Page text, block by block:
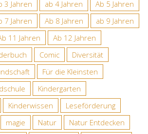
3 Jahren ab 4 Jahren
Ab 5 Jahren
7 Jahren Ab 8 Jahren
ab 9 Jahren
11 Jahren
Ab 12 Jahren
Comic
Diversität
Für die Kleinsten
Kindergarten
Kinderwissen
Leseförderung
magie Natur
Natur Entdecken